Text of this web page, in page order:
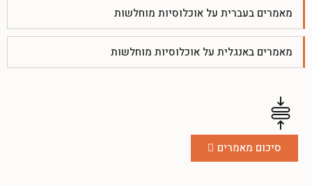
מאמרים בעברית על אוכלוסיות מוחלשות
מאמרים באנגלית על אוכלוסיות מוחלשות
סיכום מאמרים